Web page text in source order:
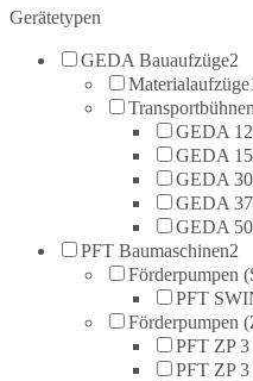
Gerätetypen
GEDA Bauaufzüge2
Materialaufzüge
Transportbühnen
GEDA
GEDA
GEDA
GEDA
GEDA
PFT Baumaschinen2
Förderpumpen
PFT
Förderpumpen
PFT ZP
PFT ZP